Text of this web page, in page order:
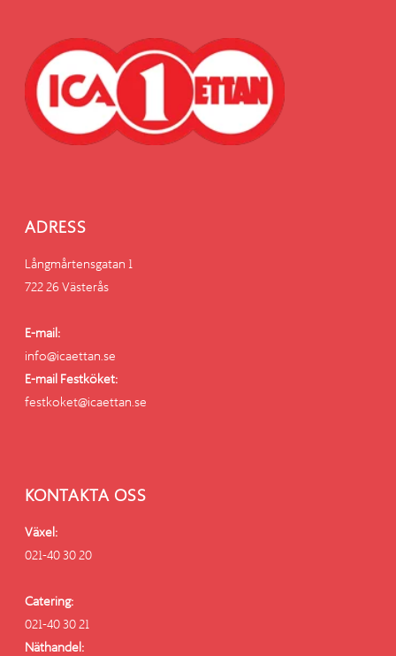
ADRESS
Långmårtensgatan 1
722 26 Västerås
E-mail:
info@icaettan.se
E-mail Festköket:
festkoket@icaettan.se
KONTAKTA OSS
Växel:
021-40 30 20
Catering:
021-40 30 21
Näthandel: